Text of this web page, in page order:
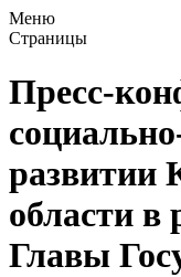
Меню
Страницы
Пресс-
развитии
области в
Главы